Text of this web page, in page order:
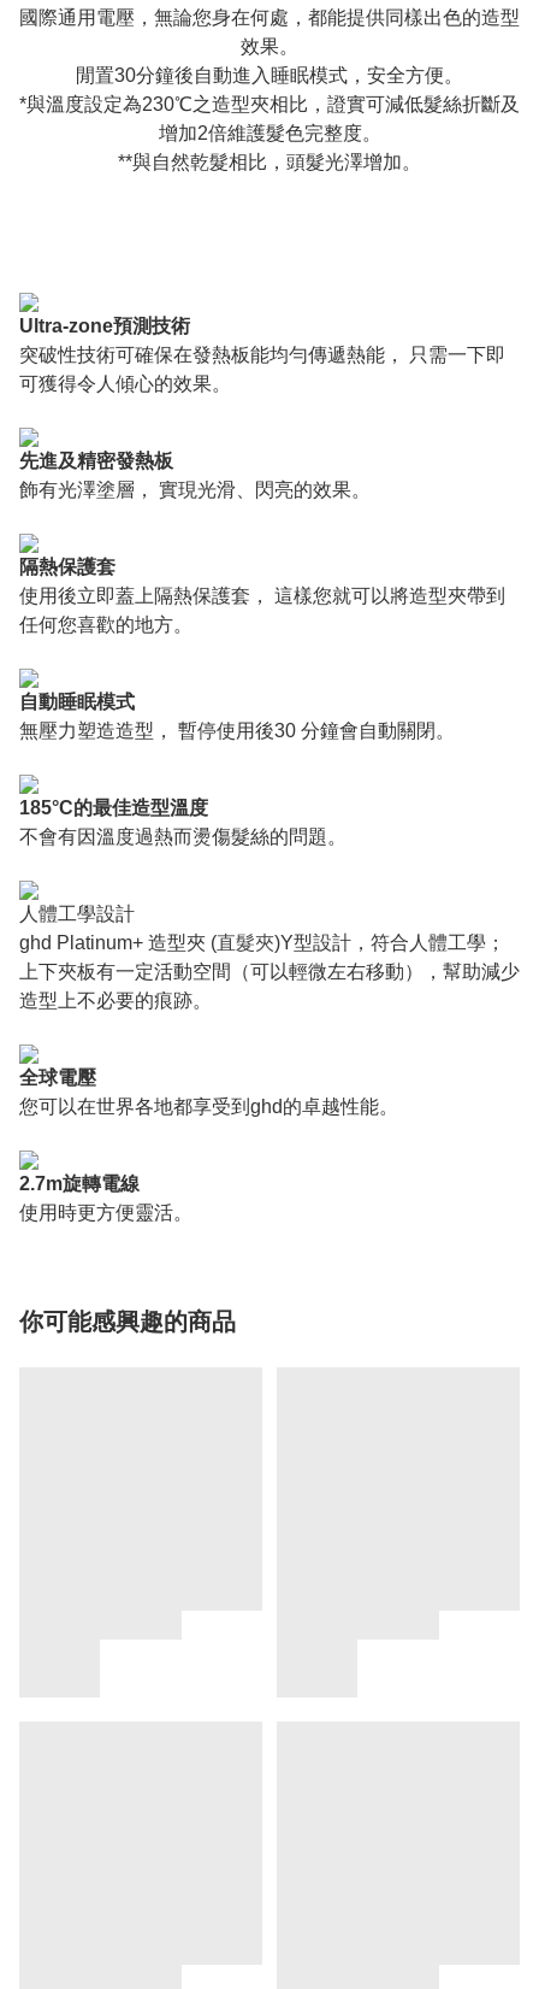
國際通用電壓，無論您身在何處，都能提供同樣出色的造型
效果。
閒置30分鐘後自動進入睡眠模式，安全方便。
*與溫度設定為230℃之造型夾相比，證實可減低髮絲折斷及
增加2倍維護髮色完整度。
**與自然乾髮相比，頭髮光澤增加。
Ultra-zone預測技術
突破性技術可確保在發熱板能均勻傳遞熱能， 只需一下即
可獲得令人傾心的效果。
先進及精密發熱板
飾有光澤塗層， 實現光滑、閃亮的效果。
隔熱保護套
使用後立即蓋上隔熱保護套， 這樣您就可以將造型夾帶到
任何您喜歡的地方。
自動睡眠模式
無壓力塑造造型， 暫停使用後30 分鐘會自動關閉。
185°C的最佳造型溫度
不會有因溫度過熱而燙傷髮絲的問題。
人體工學設計
ghd Platinum+ 造型夾 (直髮夾)Y型設計，符合人體工學；
上下夾板有一定活動空間（可以輕微左右移動），幫助減少
造型上不必要的痕跡。
全球電壓
您可以在世界各地都享受到ghd的卓越性能。
2.7m旋轉電線
使用時更方便靈活。
你可能感興趣的商品